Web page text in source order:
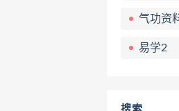
气功资
易学2